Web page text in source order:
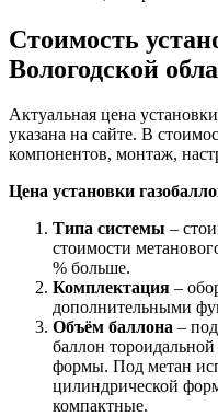
Стоимость
Вологодской
Актуальная цена
указана на сайте. В
компонентов, монтаж,
Цена установки
Типа системы –
стоимости
% больше.
Комплектация –
дополнительными
Объём баллона –
баллон
формы. Под метан
цилиндрической
компактные.